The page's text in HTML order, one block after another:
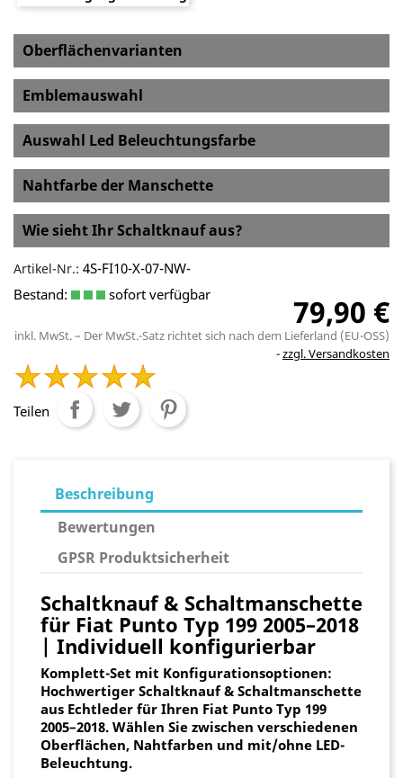
Oberflächenvarianten
Emblemauswahl
Auswahl Led Beleuchtungsfarbe
Nahtfarbe der Manschette
Wie sieht Ihr Schaltknauf aus?
Artikel-Nr.: 4S-FI10-X-07-NW-
Bestand:
sofort verfügbar 79,90 €
inkl. MwSt. – Der MwSt.-Satz richtet sich nach dem Lieferland (EU-OSS)
zzgl. Versandkosten
Teilen
Beschreibung
Bewertungen
GPSR Produktsicherheit
Schaltknauf & Schaltmanschette
für Fiat Punto Typ 199 2005–2018
| Individuell konfigurierbar
Komplett-Set mit Konfigurationsoptionen:
Hochwertiger Schaltknauf & Schaltmanschette
aus Echtleder für Ihren Fiat Punto Typ 199
2005–2018. Wählen Sie zwischen verschiedenen
Oberflächen, Nahtfarben und mit/ohne LED-
Beleuchtung.